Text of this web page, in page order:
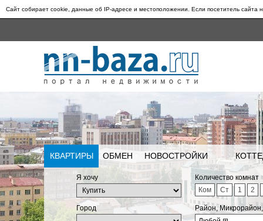
Сайт собирает cookie, данные об IP-адресе и местоположении. Если посетитель сайта
КВАРТИРЫ ОБМЕН НОВОСТРОЙКИ
Я хочу
Количество комнат
Ком
Ст 1 2
Город
Район,